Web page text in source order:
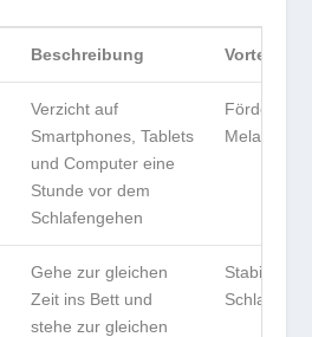
Beschreibung Vorteil
Verzicht auf
Smartphones, Tablets
und Computer eine
Stunde vor dem
Schlafengehen
Fördert
Gehe zur gleichen
Zeit ins Bett und
stehe zur gleichen
Stabiler